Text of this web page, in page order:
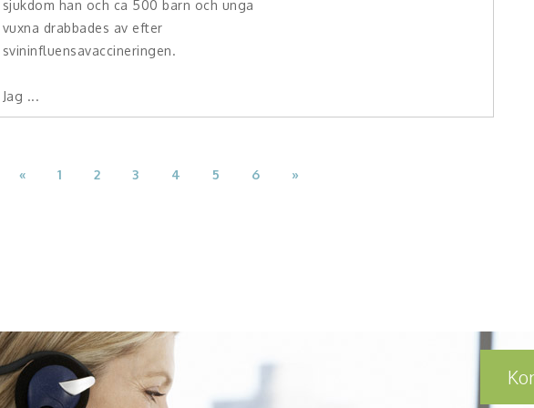
sjukdom han och ca 500 barn och unga
vuxna drabbades av efter
svininfluensavaccineringen.
Jag ...
« 1 2 3 4 5 6 »